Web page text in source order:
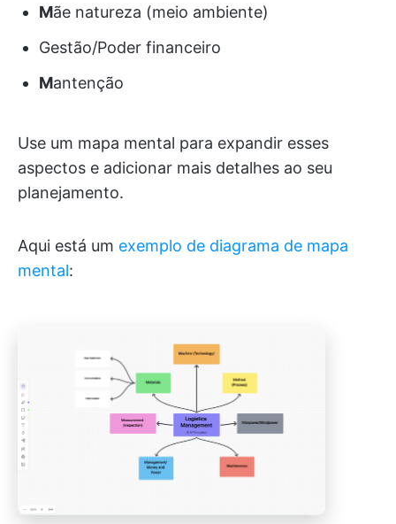
Mãe natureza (meio ambiente)
Gestão/Poder financeiro
Mantenção
Use um mapa mental para expandir esses
aspectos e adicionar mais detalhes ao seu
planejamento.
Aqui está um exemplo de diagrama de mapa
mental: